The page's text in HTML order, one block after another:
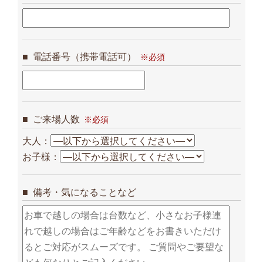
電話番号（携帯電話可）
ご来場人数
大人：
お子様：
備考・気になることなど